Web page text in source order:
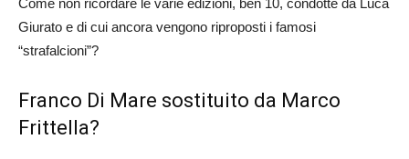
Giurato e di cui ancora vengono riproposti i famosi
“strafalcioni”?
Franco Di Mare sostituito da Marco
Frittella?